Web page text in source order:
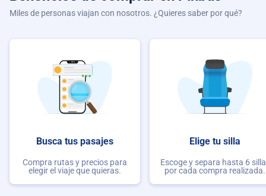
Miles de personas viajan con nosotros. ¿Quieres saber por qué?
Busca tus pasajes
Compra rutas y precios para
elegir el viaje que quieras.
Elige tu silla
Escoge y separa hasta 6
por cada compra realizada.